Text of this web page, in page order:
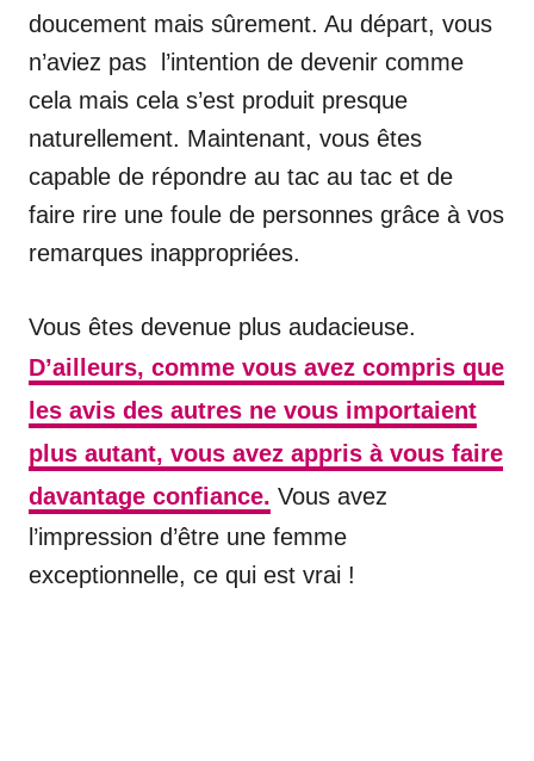
doucement mais sûrement. Au départ, vous
n’aviez pas l’intention de devenir comme
cela mais cela s’est produit presque
naturellement. Maintenant, vous êtes
capable de répondre au tac au tac et de
faire rire une foule de personnes grâce à vos
remarques inappropriées.
Vous êtes devenue plus audacieuse.
D’ailleurs, comme vous avez compris que
les avis des autres ne vous importaient
plus autant, vous avez appris à vous faire
davantage confiance. Vous avez
l’impression d’être une femme
exceptionnelle, ce qui est vrai !